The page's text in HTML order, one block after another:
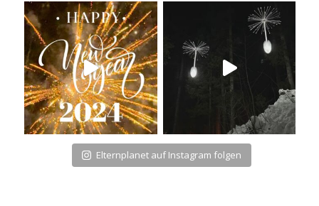
Elternplanet auf Instagram folgen